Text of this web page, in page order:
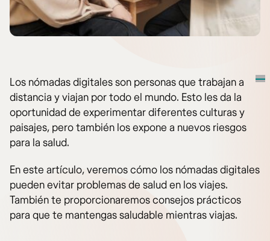
Los nómadas digitales son personas que trabajan a
distancia y viajan por todo el mundo. Esto les da la
oportunidad de experimentar diferentes culturas y
paisajes, pero también los expone a nuevos riesgos
para la salud.
En este artículo, veremos cómo los nómadas digitales
pueden evitar problemas de salud en los viajes.
También te proporcionaremos consejos prácticos
para que te mantengas saludable mientras viajas.